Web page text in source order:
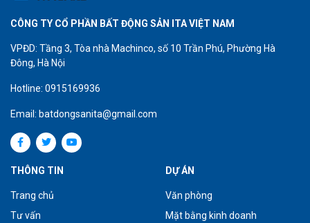
CÔNG TY CỔ PHẦN BẤT ĐỘNG SẢN ITA VIỆT NAM
VPĐD: Tầng 3, Tòa nhà Machinco, số 10 Trần Phú, Phường Hà
Đông, Hà Nội
Hotline: 0915169936
Email: batdongsanita@gmail.com
THÔNG TIN
Trang chủ
Tư vấn
DỰ ÁN
Văn phòng
Mặt bằng kinh doanh